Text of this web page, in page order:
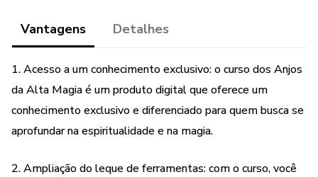
- Cura através da Energia e Força de Cristo;
Vantagens Detalhes
1. Acesso a um conhecimento exclusivo: o curso dos Anjos
da Alta Magia é um produto digital que oferece um
conhecimento exclusivo e diferenciado para quem busca se
aprofundar na espiritualidade e na magia.
2. Ampliação do leque de ferramentas: com o curso, você